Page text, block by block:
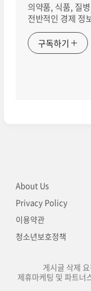
의약품, 식품, 질
전반적인 경제 정
구독하기
About Us
Privacy Policy
이용약관
청소년보호정책
게시글 삭제
제휴마케팅 및 파트너